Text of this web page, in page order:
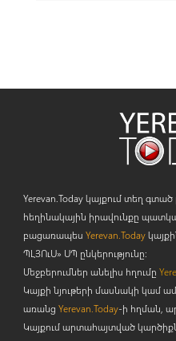
Yerevan.Today կայքում տեղ
հեղինակային իրավունքը
բացառապես Yerevan.Today
ՊԼՅՈւՍ» ՍՊ ընկերությունը։
Մեջբերումներ անելիս հղումը
Կայքի նյութերի մասնակի կամ
առանց Yerevan.Today-ի հղման,
Կայքում արտահայտված